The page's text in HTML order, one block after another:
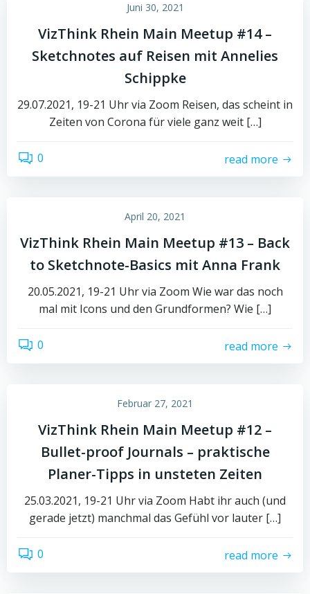
Juni 30, 2021
VizThink Rhein Main Meetup #14 –
Sketchnotes auf Reisen mit Annelies
Schippke
29.07.2021, 19-21 Uhr via Zoom Reisen, das scheint in
Zeiten von Corona für viele ganz weit […]
0 read more
April 20, 2021
VizThink Rhein Main Meetup #13 – Back
to Sketchnote-Basics mit Anna Frank
20.05.2021, 19-21 Uhr via Zoom Wie war das noch
mal mit Icons und den Grundformen? Wie […]
0 read more
Februar 27, 2021
VizThink Rhein Main Meetup #12 –
Bullet-proof Journals – praktische
Planer-Tipps in unsteten Zeiten
25.03.2021, 19-21 Uhr via Zoom Habt ihr auch (und
gerade jetzt) manchmal das Gefühl vor lauter […]
0 read more